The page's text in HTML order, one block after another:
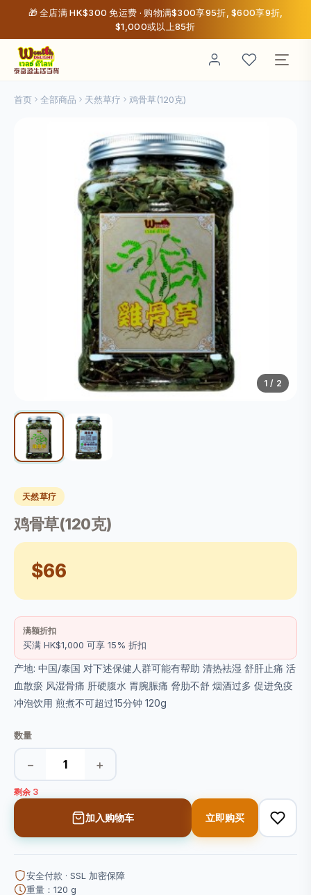
🎁 全店满 HK$300 免运费 · 购物满$300享95折, $600享9折,
$1,000或以上85折
首页 全部商品 天然草疗 鸡骨草(120克)
1 / 2
天然草疗
鸡骨草(120克)
$66
满额折扣
买满 HK$1,000 可享 15% 折扣
产地: 中国/泰国 对下述保健人群可能有帮助 清热袪湿 舒肝止痛 活
血散瘀 风湿骨痛 肝硬腹水 胃腕脤痛 脅肋不舒 烟酒过多 促进免疫
冲泡饮用 煎煮不可超过15分钟 120g
数量
− +
剩余 3
加入购物车 立即购买
安全付款 · SSL 加密保障
重量：120 g